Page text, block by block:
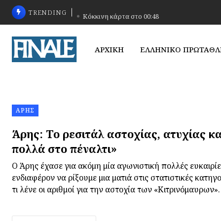
TRENDING Κόκκινη κάρτα στο 00:48
ΑΡΧΙΚΗ ΕΛΛΗΝΙΚΟ
ΆΡΗΣ
Άρης: Το ρεσιτάλ αστοχίας, ατυχίας
πολλά στο πέναλτι»
Ο Άρης έχασε για ακόμη μία αγωνιστική πολλές
ενδιαφέρον να ρίξουμε μια ματιά στις στατιστικές
τι λένε οι αριθμοί για την αστοχία των «Κιτρινόμαυρων».